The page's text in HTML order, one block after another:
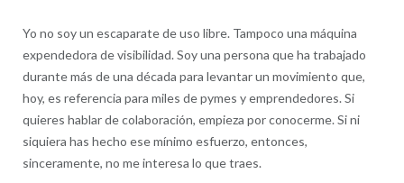
Yo no soy un escaparate de uso libre. Tampoco una máquina
expendedora de visibilidad. Soy una persona que ha trabajado
durante más de una década para levantar un movimiento que,
hoy, es referencia para miles de pymes y emprendedores. Si
quieres hablar de colaboración, empieza por conocerme. Si ni
siquiera has hecho ese mínimo esfuerzo, entonces,
sinceramente, no me interesa lo que traes.